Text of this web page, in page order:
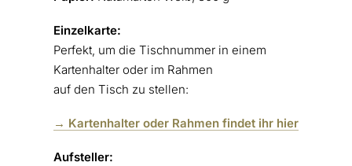
Einzelkarte:
Perfekt, um die Tischnummer in einem
Kartenhalter oder im Rahmen
auf den Tisch zu stellen:
→ Kartenhalter oder Rahmen findet ihr hier
Aufsteller: